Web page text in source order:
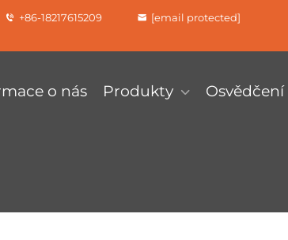
+86-18217615209 [email protected]
o nás Produkty Osvědčení